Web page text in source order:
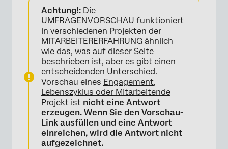
Achtung!: Die
UMFRAGENVORSCHAU funktioniert
in verschiedenen Projekten der
MITARBEITERERFAHRUNG ähnlich
wie das, was auf dieser Seite
beschrieben ist, aber es gibt einen
entscheidenden Unterschied.
Vorschau eines Engagement,
Lebenszyklus oder Mitarbeitende
Projekt ist nicht eine Antwort
erzeugen. Wenn Sie den Vorschau-
Link ausfüllen und eine Antwort
einreichen, wird die Antwort nicht
aufgezeichnet.